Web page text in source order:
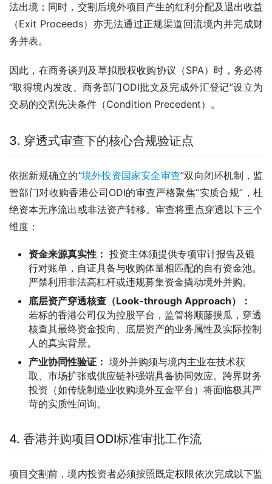
法出境；同时，交割后境外项目产生的红利分配及退出收益
（Exit Proceeds）亦无法通过正规渠道回流境内并完成财
务并表。
因此，在商务谈判及草拟股权收购协议（SPA）时，务必将
“取得境内发改、商务部门ODI批文及完成外汇登记”设立为
交易的交割先决条件（Condition Precedent）。
3. 穿透式审查下的核心合规验证点
依据新规确立的“境外投资国家安全审查”双向闭环机制，监
管部门对收购香港公司ODI的审查严格聚焦“实质合规”，杜
绝资本无序流出或非法资产转移。审查将重点穿透以下三个
维度：
资金来源真实性： 投资主体须提供专项审计报告及银
行对账单，自证具备与收购体量相匹配的自有资金池。
严禁利用非法高杠杆或违规募集资金撬动境外并购。
底层资产穿透核查（Look-through Approach）：
若标的香港公司仅为控股平台，监管将顺藤摸瓜，穿透
核查其最终资金投向、底层资产的业务属性及实际控制
人的真实背景。
产业协同性验证： 境外并购须与境内主业在技术获
取、市场扩张或供应链补强端具备协同效应。跨界财务
投资（如传统制造业收购境外互金平台）将面临极其严
苛的实质性问询。
4. 香港并购项目ODI标准审批工作流
项目交割前，境内投资者必须按照既定权限依次完成以下监